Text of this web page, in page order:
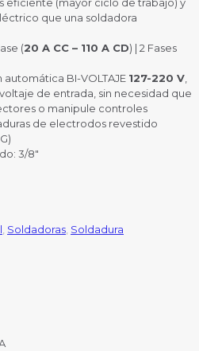
que una soldadora
(20 A CC – 110 A CD) | 2 Fases
BI-VOLTAJE 127-220 V
de entrada, sin necesidad que
o manipule controles
de electrodos revestido
3/8″
Soldadoras Soldadura